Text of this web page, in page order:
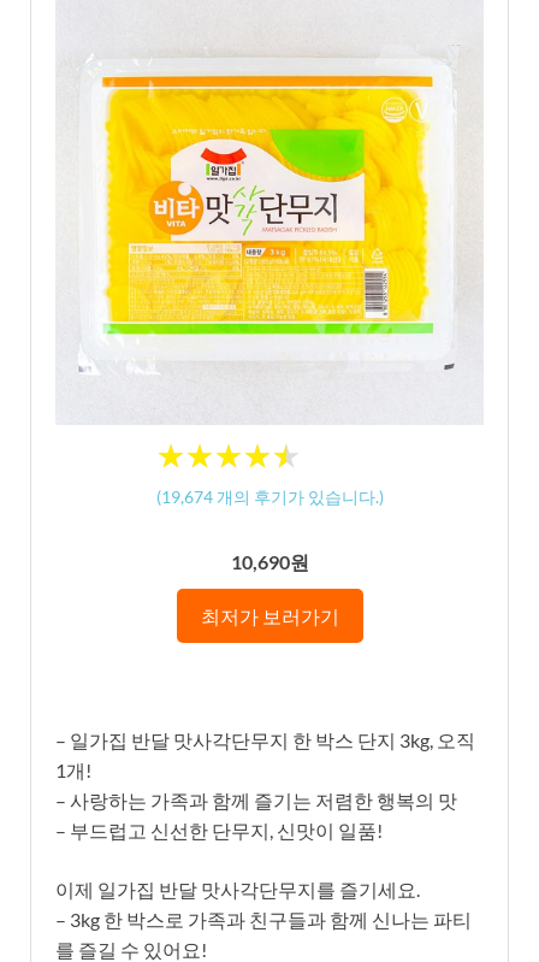
★★★★★
★★★★★
(19,674개의 후기가 있습니다.)
10,690원
최저가 보러가기
– 일가집 반달 맛사각단무지 한 박스 단지 3kg, 오직
1개!
– 사랑하는 가족과 함께 즐기는 저렴한 행복의 맛
– 부드럽고 신선한 단무지, 신맛이 일품!
이제 일가집 반달 맛사각단무지를 즐기세요.
– 3kg 한 박스로 가족과 친구들과 함께 신나는 파티
를 즐길 수 있어요!